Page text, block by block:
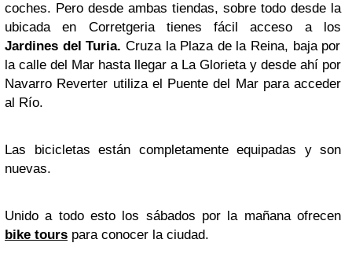
coches. Pero desde ambas tiendas, sobre todo desde la
ubicada en Corretgeria tienes fácil acceso a los
Jardines del Turia. Cruza la Plaza de la Reina, baja por
la calle del Mar hasta llegar a La Glorieta y desde ahí por
Navarro Reverter utiliza el Puente del Mar para acceder
al Río.
Las bicicletas están completamente equipadas y son
nuevas.
Unido a todo esto los sábados por la mañana ofrecen
bike tours para conocer la ciudad.